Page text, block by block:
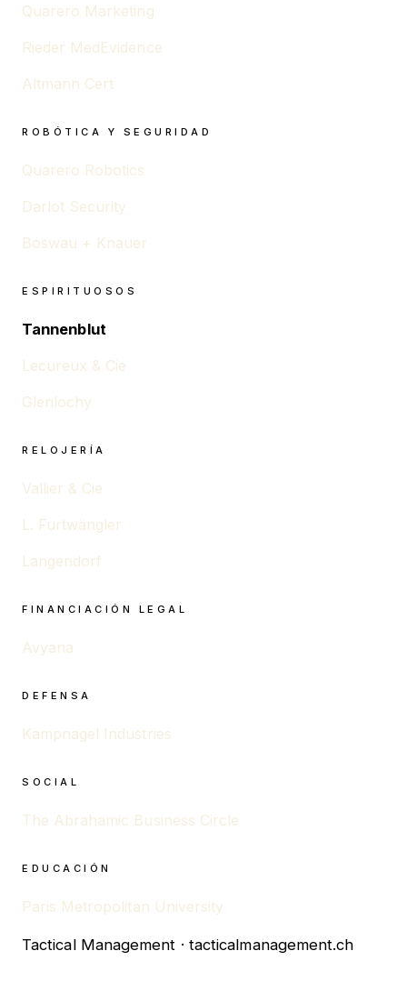
Quarero Marketing
Rieder MedEvidence
Altmann Cert
ROBÓTICA Y SEGURIDAD
Quarero Robotics
Darlot Security
Boswau + Knauer
ESPIRITUOSOS
Tannenblut
Lecureux & Cie
Glenlochy
RELOJERÍA
Vallier & Cie
L. Furtwängler
Langendorf
FINANCIACIÓN LEGAL
Avyana
DEFENSA
Kampnagel Industries
SOCIAL
The Abrahamic Business Circle
EDUCACIÓN
Paris Metropolitan University
Tactical Management · tacticalmanagement.ch